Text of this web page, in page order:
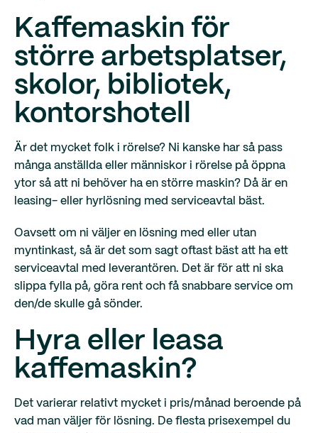
Kaffemaskin för
större arbetsplatser,
skolor, bibliotek,
kontorshotell
Är det mycket folk i rörelse? Ni kanske har så pass
många anställda eller människor i rörelse på öppna
ytor så att ni behöver ha en större maskin? Då är en
leasing- eller hyrlösning med serviceavtal bäst.
Oavsett om ni väljer en lösning med eller utan
myntinkast, så är det som sagt oftast bäst att ha ett
serviceavtal med leverantören. Det är för att ni ska
slippa fylla på, göra rent och få snabbare service om
den/de skulle gå sönder.
Hyra eller leasa
kaffemaskin?
Det varierar relativt mycket i pris/månad beroende på
vad man väljer för lösning. De flesta prisexempel du